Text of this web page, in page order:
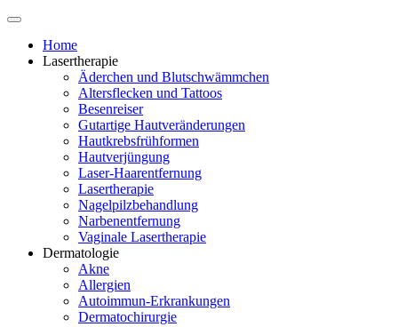
Home
Lasertherapie
Äderchen und Blutschwämmchen
Altersflecken und Tattoos
Besenreiser
Gutartige Hautveränderungen
Hautkrebsfrühformen
Hautverjüngung
Laser-Haarentfernung
Lasertherapie
Nagelpilzbehandlung
Narbenentfernung
Vaginale Lasertherapie
Dermatologie
Akne
Allergien
Autoimmun-Erkrankungen
Dermatochirurgie